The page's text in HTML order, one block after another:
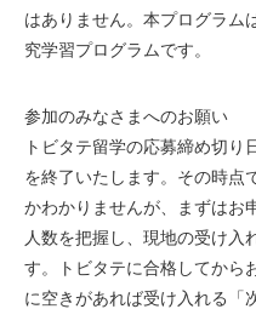
はありません。本プログラム
究学習プログラムです。
参加のみなさまへのお願い
トビタテ留学の応募締め切
を終了いたします。その時点
かわかりませんが、まずはお
人数を把握し、現地の受け入
す。トビタテに合格してから
に空きがあれば受け入れる「